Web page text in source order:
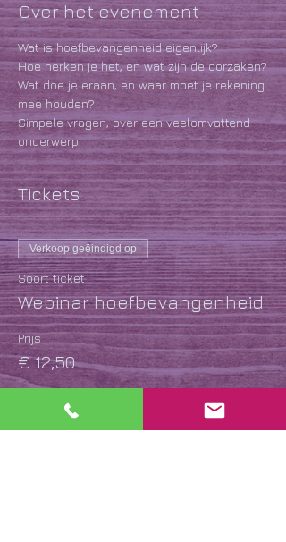
Over het evenement
Wat is hoefbevangenheid eigenlijk?
Hoe herken je het, en wat zijn de oorzaken?
Wat doe je eraan, en waar moet je rekening
mee houden?
Simpele vragen, over een veelomvattend
onderwerp!
Tickets
Verkoop geëindigd op
Soort ticket
Webinar hoefbevangenheid
Prijs
€ 12,50
Uitverkocht